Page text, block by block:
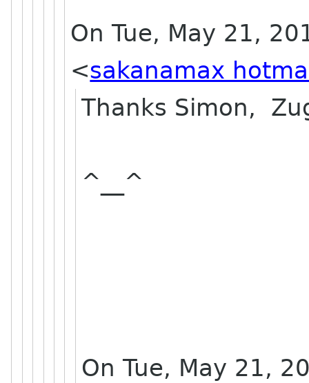
On Tue, May 21,
<sakanamax
Thanks Simon,
^__^
On Tue, May 21,